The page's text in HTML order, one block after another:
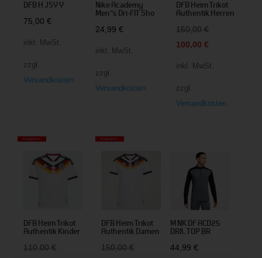
DFB H JSY Y
75,00€
inkl. MwSt.
zzgl.
Versandkosten
Nike Academy
Men“s Dri-FIT Sho
24,99€
inkl. MwSt.
zzgl.
Versandkosten
DFB Heim Trikot
Authentik Herren
150,00 €Ursprünglicher
Preis
100,00 €Aktueller
inkl. MwSt.
zzgl.
Versandkosten
Angebot!
DFB Heim Trikot
Authentik Kinder
110,00€ Ursprünglicher
Angebot!
DFB Heim Trikot
Authentik Damen
150,00€ Ursprünglicher
M NK DF ACD25
DRIL TOP BR
44,99 €